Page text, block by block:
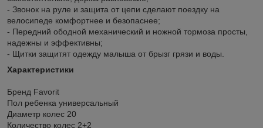
- Звонок на руле и защита от цепи сделают поездку на
велосипеде комфортнее и безопаснее;
- Передний ободной механический и ножной тормоза просты,
надежны и эффективны;
- Щитки защитят одежду малыша от брызг грязи и воды.
Характеристики
Бренд Favorit
Пол ребенка универсальный
Диаметр колес 20
Количество колес 2+2